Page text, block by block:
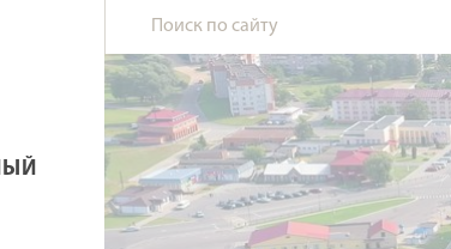
ИСПОЛНИТЕЛЬНЫЙ КОМИТЕТ